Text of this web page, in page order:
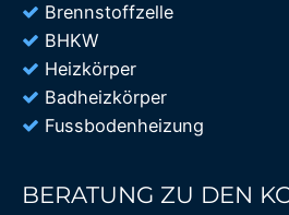
Brennstoffzelle
BHKW
Heizkörper
Badheizkörper
Fussbodenheizung
BERATUNG ZU DEN